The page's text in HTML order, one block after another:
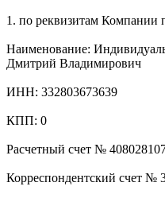
1. по реквизитам Компании
Наименование:
Дмитрий Владимирович
ИНН: 332803673639
КПП: 0
Расчетный счет №
Корреспондентский счет №